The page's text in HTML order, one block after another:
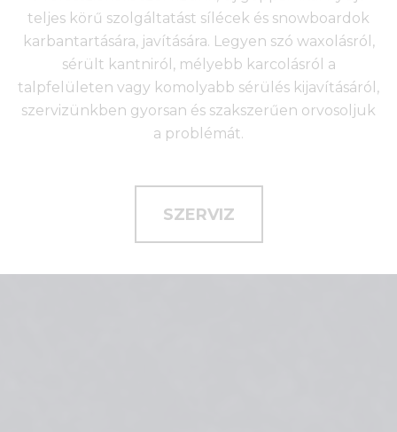
teljes körű szolgáltatást sílécek és snowboardok
karbantartására, javítására. Legyen szó waxolásról,
sérült kantniról, mélyebb karcolásról a
talpfelületen vagy komolyabb sérülés kijavításáról,
szervizünkben gyorsan és szakszerűen orvosoljuk
a problémát.
SZERVIZ